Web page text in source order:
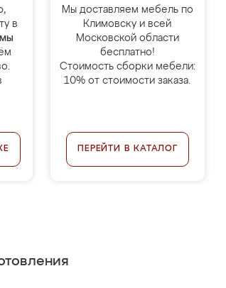
в
Мы доставляем мебель по
Климовску и всей
Московской области
бесплатно!
Стоимость сборки мебели:
10% от стоимости заказа.
ПЕРЕЙТИ В КАТАЛОГ